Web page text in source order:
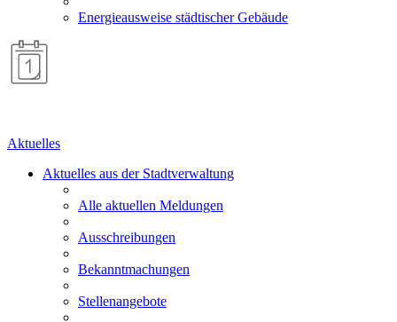
Energieausweise städtischer Gebäude
Aktuelles
Aktuelles aus der Stadtverwaltung
Alle aktuellen Meldungen
Ausschreibungen
Bekanntmachungen
Stellenangebote